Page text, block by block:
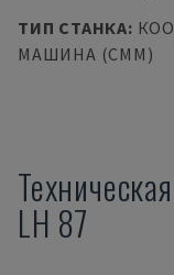
ТИП СТАНКА:
МАШИНА (CMM)
LH 87